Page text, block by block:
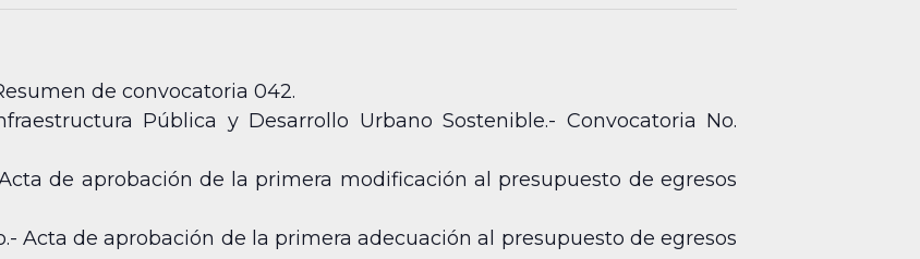
de convocatoria 042.
Pública y Desarrollo Urbano Sostenible.- Convocatoria No.
de aprobación de la primera modificación al presupuesto de egresos
Acta de aprobación de la primera adecuación al presupuesto de egresos